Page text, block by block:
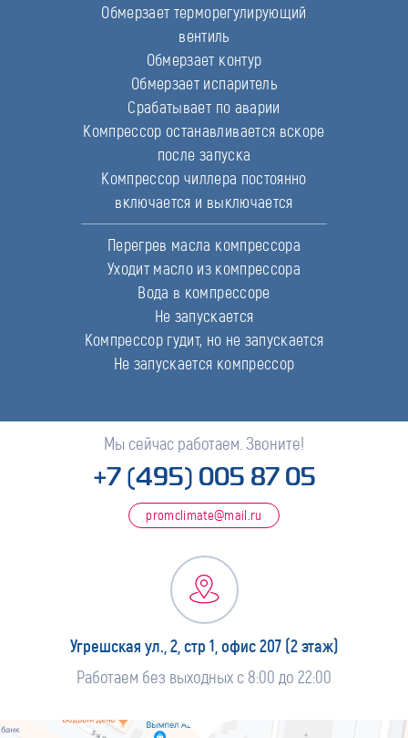
Обмерзает терморегулирующий
вентиль
Обмерзает контур
Обмерзает испаритель
Срабатывает по аварии
Компрессор останавливается вскоре
после запуска
Компрессор чиллера постоянно
включается и выключается
Перегрев масла компрессора
Уходит масло из компрессора
Вода в компрессоре
Не запускается
Компрессор гудит, но не запускается
Не запускается компрессор
Мы сейчас работаем. Звоните!
+7 (495) 005 87 05
promclimate@mail.ru
Угрешская ул., 2, стр 1, офис 207 (2 этаж)
Работаем без выходных с 8:00 до 22:00